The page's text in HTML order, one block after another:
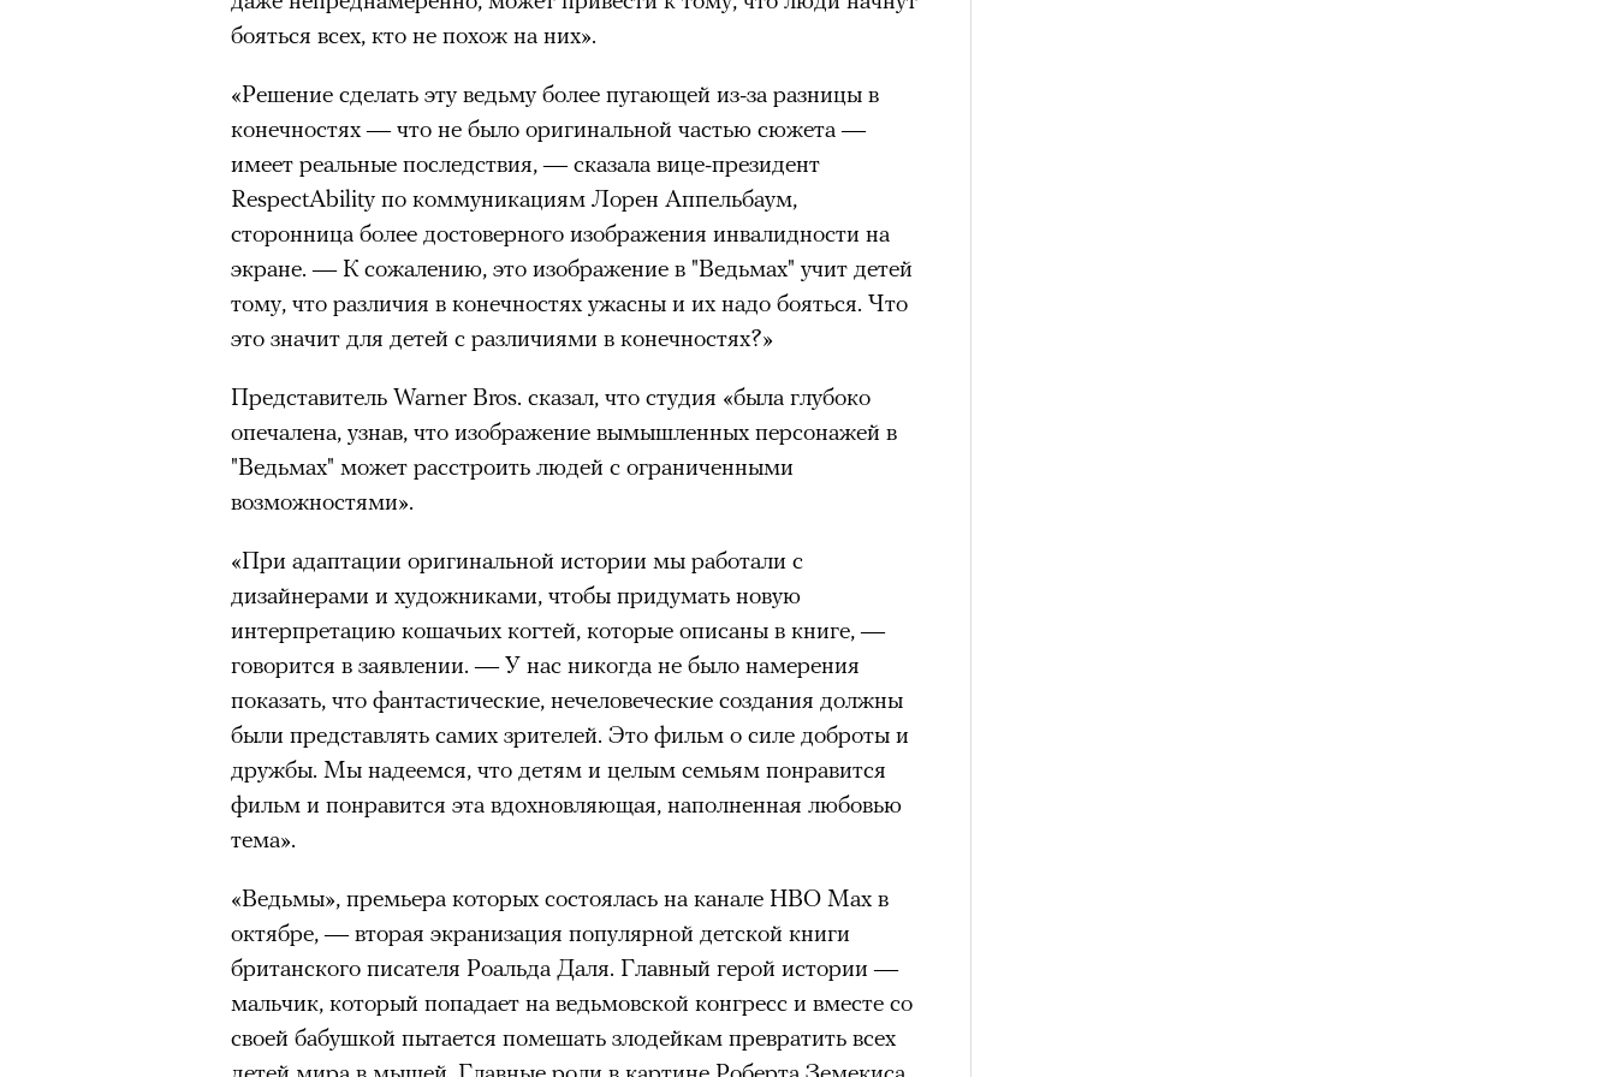
бояться всех, кто не похож на них».
«Решение сделать эту ведьму более пугающей из-за разницы в
конечностях — что не было оригинальной частью сюжета —
имеет реальные последствия, — сказала вице-президент
RespectAbility по коммуникациям Лорен Аппельбаум,
сторонница более достоверного изображения инвалидности на
экране. — К сожалению, это изображение в "Ведьмах" учит детей
тому, что различия в конечностях ужасны и их надо бояться. Что
это значит для детей с различиями в конечностях?»
Представитель Warner Bros. сказал, что студия «была глубоко
опечалена, узнав, что изображение вымышленных персонажей в
"Ведьмах" может расстроить людей с ограниченными
возможностями».
«При адаптации оригинальной истории мы работали с
дизайнерами и художниками, чтобы придумать новую
интерпретацию кошачьих когтей, которые описаны в книге, —
говорится в заявлении. — У нас никогда не было намерения
показать, что фантастические, нечеловеческие создания должны
были представлять самих зрителей. Это фильм о силе доброты и
дружбы. Мы надеемся, что детям и целым семьям понравится
фильм и понравится эта вдохновляющая, наполненная любовью
тема».
«Ведьмы», премьера которых состоялась на канале HBO Max в
октябре, — вторая экранизация популярной детской книги
британского писателя Роальда Даля. Главный герой истории —
мальчик, который попадает на ведьмовской конгресс и вместе со
своей бабушкой пытается помешать злодейкам превратить всех
детей мира в мышей. Главные роли в картине Роберта Земекиса
очнувшийся Нур) точно не будет лишним в дни очередного
Адресованный европейцам
добросердечный призыв
точно не будет лишним в
дни очередного обострения
мигрантского кризиса.
Кадр из фильма «Зеленые глаза»
© JUNE FILMS
человеком, дважды покорившим все 14 восьмитысячников
планеты без использования кислорода.
Нирмал Пурджа после рекордного восхождения на 14 высочайших вершин
© NAVESH CHITRAKAR / REUTERS
Статистика последних лет особенно отчетливо показывает
опасность высотного альпинизма и горного туризма. В 2024-м в
горах Австриипогибли 309 человек, что стало десятилетним
максимумом для региона. В Японии в том же году жертвами
несчастных случаев в горах
вести»). На Эвересте в 2024 году вершинаунеслажизни восьми
альпинистов, а в 2025-м —троих. Трагическим для российского
сообщества стал октябрь 2024 года, когда при восхождении на
Дхаулагири в Непалесорвалась и погиблагруппа из пятерых
опытных альпинистов. Год спустя на одном из самых опасных